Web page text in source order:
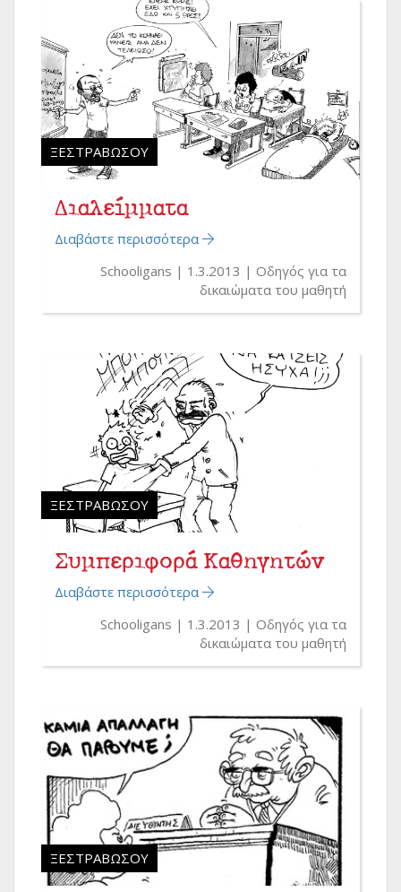
ΞΕΣΤΡΑΒΏΣΟΥ
Διαλείμματα
Διαβάστε περισσότερα
Schooligans
1.3.2013
Οδηγός για τα
δικαιώματα του μαθητή
ΞΕΣΤΡΑΒΏΣΟΥ
Συμπεριφορά Καθηγητών
Διαβάστε περισσότερα
Schooligans
1.3.2013
Οδηγός για τα
δικαιώματα του μαθητή
ΞΕΣΤΡΑΒΏΣΟΥ